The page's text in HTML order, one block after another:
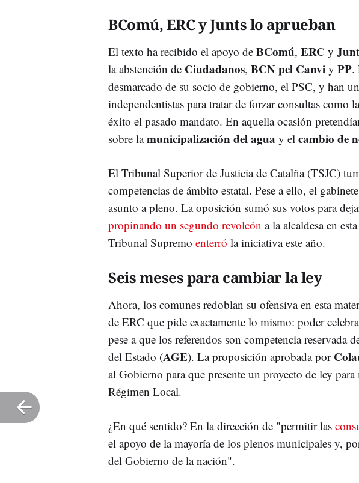
BComú, ERC y Junts lo aprueban
El texto ha recibido el apoyo de BComú, ERC y
la abstención de Ciudadanos, BCN pel Canvi y PP.
desmarcado de su socio de gobierno, el PSC, y han
independentistas para tratar de forzar consultas como
éxito el pasado mandato. En aquella ocasión
sobre lamunicipalización del agua y el cambio de
El Tribunal Superior de Justicia de Catalña (TSJC)
competencias de ámbito estatal. Pese a ello, el
asunto a pleno. La oposición sumó sus votos para
propinando un segundo revolcón a la alcaldesa en
Tribunal Supremo enterró la iniciativa este año.
Seis meses para cambiar la ley
Ahora, los comunes redoblan su ofensiva en esta
de ERC que pide exactamente lo mismo: poder
pese a que los referendos son competencia reservada
del Estado (AGE). La proposición aprobada por
al Gobierno para que presente un proyecto de ley
Régimen Local.
¿En qué sentido? En la dirección de "permitir las
el apoyo de la mayoría de los plenos municipales y,
del Gobierno de la nación".